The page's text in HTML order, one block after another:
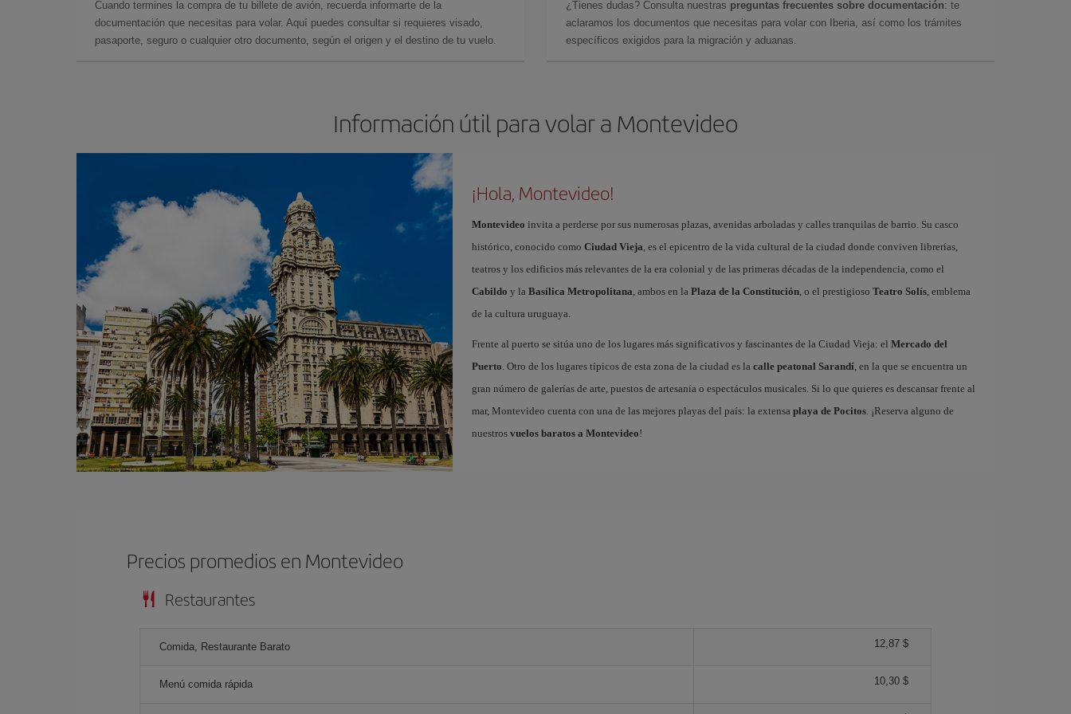
Cuando termines la compra de tu billete de avión, recuerda informarte de la
documentación que necesitas para volar. Aquí puedes consultar si requieres visado,
pasaporte, seguro o cualquier otro documento, según el origen y el destino de tu vuelo.
¿Tienes dudas? Consulta nuestras preguntas frecuentes sobre documentación: te
aclaramos los documentos que necesitas para volar con Iberia, así como los trámites
específicos exigidos para la migración y aduanas.
Información útil para volar a Montevideo
¡Hola, Montevideo!
Montevideo invita a perderse por sus numerosas plazas, avenidas arboladas y calles tranquilas de barrio. Su casco
histórico, conocido como Ciudad Vieja, es el epicentro de la vida cultural de la ciudad donde conviven librerías,
teatros y los edificios más relevantes de la era colonial y de las primeras décadas de la independencia, como el
Cabildo y la Basílica Metropolitana, ambos en la Plaza de la Constitución, o el prestigioso Teatro Solís, emblema
de la cultura uruguaya.
Frente al puerto se sitúa uno de los lugares más significativos y fascinantes de la Ciudad Vieja: el Mercado del
Puerto. Otro de los lugares típicos de esta zona de la ciudad es la calle peatonal Sarandí, en la que se encuentra un
gran número de galerías de arte, puestos de artesanía o espectáculos musicales. Si lo que quieres es descansar frente al
mar, Montevideo cuenta con una de las mejores playas del país: la extensa playa de Pocitos. ¡Reserva alguno de
nuestros vuelos baratos a Montevideo!
Precios promedios en Montevideo
Restaurantes
Comida, Restaurante Barato 12,87 $
Menú comida rápida 10,30 $